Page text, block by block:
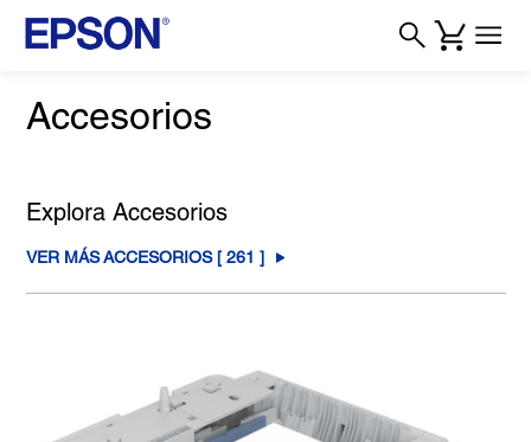
Accesorios
Explora Accesorios
VER MÁS ACCESORIOS [ 261 ]